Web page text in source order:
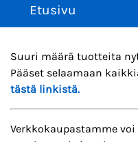
Etusivu
Suuri määrä tuotteita
Pääset selaamaan
tästä linkistä.
Verkkokaupastamme